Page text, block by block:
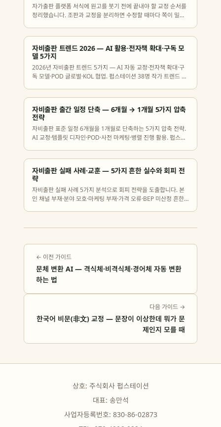
자가출판 플랫폼 서식에 원고를 붓기 전에 끝내야 할 교정 순서를
정리했습니다. 조판과 교정을 분리하면 수정할 때마다 쪽이 밀리
자비출판 트렌드 2026 — AI 활용·전자책 확대·구독 모
델 5가지
2026년 자비출판 트렌드 5가지 — AI 자동 교정·전자책 확대·구
독 모델·POD 글로벌·KOL 협업. 펍스테이션 38명 작가 트렌드 채
자비출판 출간 일정 단축 — 6개월 → 1개월 5가지 압축
전략
자비출판 표준 일정 6개월을 1개월로 단축하는 5가지 압축 전략.
AI 교정·템플릿 디자인·POD·사전 마케팅·병렬 진행 활용. 펍스테
자비출판 실패 사례·교훈 — 5가지 흔한 실수와 회피 전
략
자비출판 실패 사례 5가지 분석으로 회피 전략을 도출합니다. 본
인 채널 부재·분야 모호·마케팅 부재·가격 오류·BEP 미산정 흔한
← 이전 가이드
문체 변환 AI — 격식체·비격식체·경어체 자동 변환
하는 법
다음 가이드 →
한국어 비문(非文) 교정 — 문장이 이상한데 뭐가 문
제인지 모를 때
상호: 주식회사 펍스테이션
대표: 송만석
사업자등록번호: 830-86-02873